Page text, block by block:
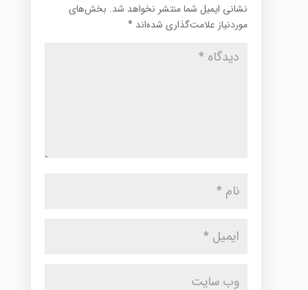
نشانی ایمیل شما منتشر نخواهد شد. بخش‌های
موردنیاز علامت‌گذاری شده‌اند *